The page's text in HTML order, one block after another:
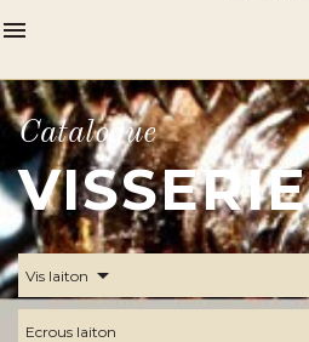

Catalogue
VISSERIE
Vis laiton arrow_drop_down
Ecrous laiton